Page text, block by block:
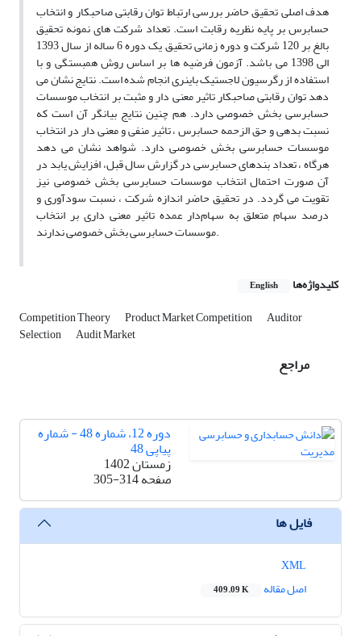
هدف اصلی تحقیق حاضر بررسی ارتباط توان رقابتی صاحبکار و انتخاب
حسابرس بر پایه نظریه رقابت است. تعداد شرکت های نمونه تحقیق
بالغ بر 120 شرکت و دوره زمانی تحقیق یک دوره 6 ساله از سال 1393
الی 1398 می باشد. آزمون فرضیه ها بر اساس روش همبستگی و با
استفاده از رگرسیون لاجستیک باینری انجام شده است. نتایج نشان می
دهد توان رقابتی صاحبکار تاثیر معنی دار و مثبت بر انتخاب موسسات
حسابرسی بخش خصوصی دارد. هم چنین نتایج بیانگر آن است که
نسبت بدهی و حق الزحمه حسابرس ، تاثیر منفی و معنی دار در انتخاب
موسسات حسابرسی بخش خصوصی دارد. شواهد نشان می دهد
هرگاه ، تعداد بندهای حسابرسی در گزارش سال قبل، افزایش یابد در
آن صورت احتمال انتخاب موسسات حسابرسی بخش خصوصی نیز
تقویت می گردد. در تحقیق حاضر اندازه شرکت ، نسبت سودآوری و
درصد سهام متعلق به سهام‌دار عمده تاثیر معنی داری بر انتخاب
موسسات حسابرسی بخش خصوصی ندارند.
کلیدواژه‌ها English
Competition Theory Product Market Competition Auditor
Selection Audit Market
مراجع
دوره 12، شماره 48 - شماره
پیاپی 48
زمستان 1402
صفحه305-314
فایل ها
اصل مقاله
409.09 K